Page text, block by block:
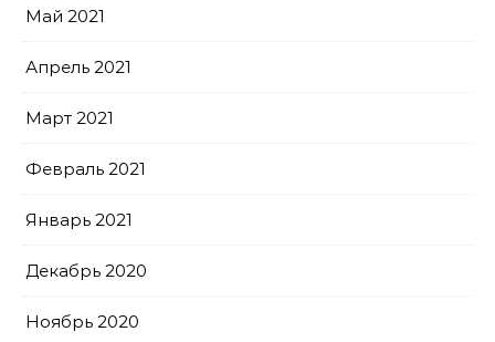
Май 2021
Апрель 2021
Март 2021
Февраль 2021
Январь 2021
Декабрь 2020
Ноябрь 2020